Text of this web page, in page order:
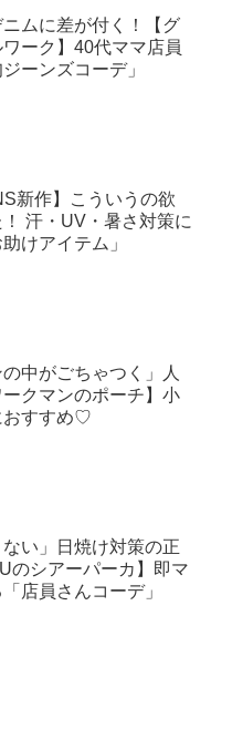
ムに差が付く！【グ
ワーク】40代ママ店員
ーンズコーデ」
新作】こういうの欲
！ 汗・UV・暑さ対策に
助けアイテム」
の中がごちゃつく」人
クマンのポーチ】小
おすすめ♡
ない」日焼け対策の正
のシアーパーカ】即マ
店員さんコーデ」